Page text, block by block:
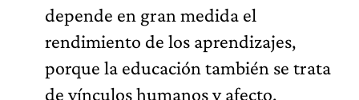
depende en gran medida el
rendimiento de los aprendizajes,
porque la educación también se trata
de vínculos humanos y afecto.